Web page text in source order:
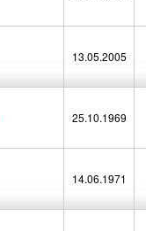
13.05.2005
25.10.1969
14.06.1971